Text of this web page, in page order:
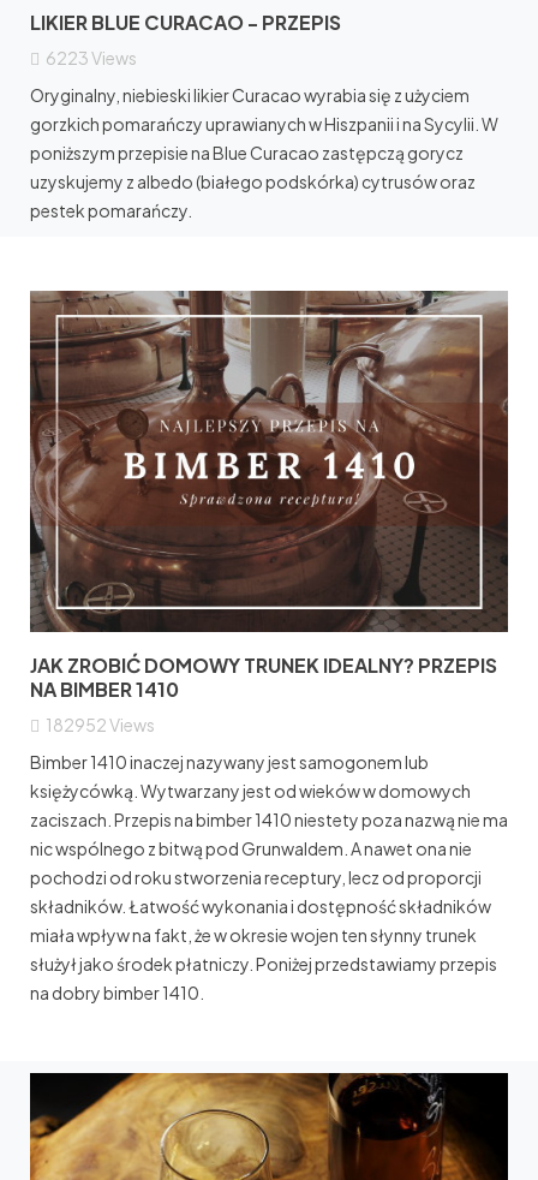
LIKIER BLUE CURACAO - PRZEPIS
6223Views
Oryginalny, niebieski likier Curacao wyrabia się z użyciem
gorzkich pomarańczy uprawianych w Hiszpanii i na Sycylii. W
poniższym przepisie na Blue Curacao zastępczą gorycz
uzyskujemy z albedo (białego podskórka) cytrusów oraz
pestek pomarańczy.
JAK ZROBIĆ DOMOWY TRUNEK IDEALNY? PRZEPIS
NA BIMBER 1410
182952Views
Bimber 1410 inaczej nazywany jest samogonem lub
księżycówką. Wytwarzany jest od wieków w domowych
zaciszach. Przepis na bimber 1410 niestety poza nazwą nie ma
nic wspólnego z bitwą pod Grunwaldem. A nawet ona nie
pochodzi od roku stworzenia receptury, lecz od proporcji
składników. Łatwość wykonania i dostępność składników
miała wpływ na fakt, że w okresie wojen ten słynny trunek
służył jako środek płatniczy. Poniżej przedstawiamy przepis
na dobry bimber 1410.